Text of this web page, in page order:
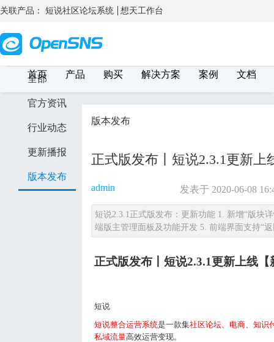
关联产品： 短说社区论坛系统 想天工作台
首页 产品 购买 解决方案 案例 文档
全部
官方资讯
行业动态
更新播报
版本发布
版本发布
正式版发布丨短说2.3.1更新
admin 发表于 2020-06-08
短说2.3.1正式版发布：更新功能 1. 新增“版块
端版主管理面板及功能开发 5. 前端界面支持“
正式版发布丨短说2.3.1更新上线
短说
短说整合运营系统是一款集社区论坛 电商
知识
私域流量高效运营变现。